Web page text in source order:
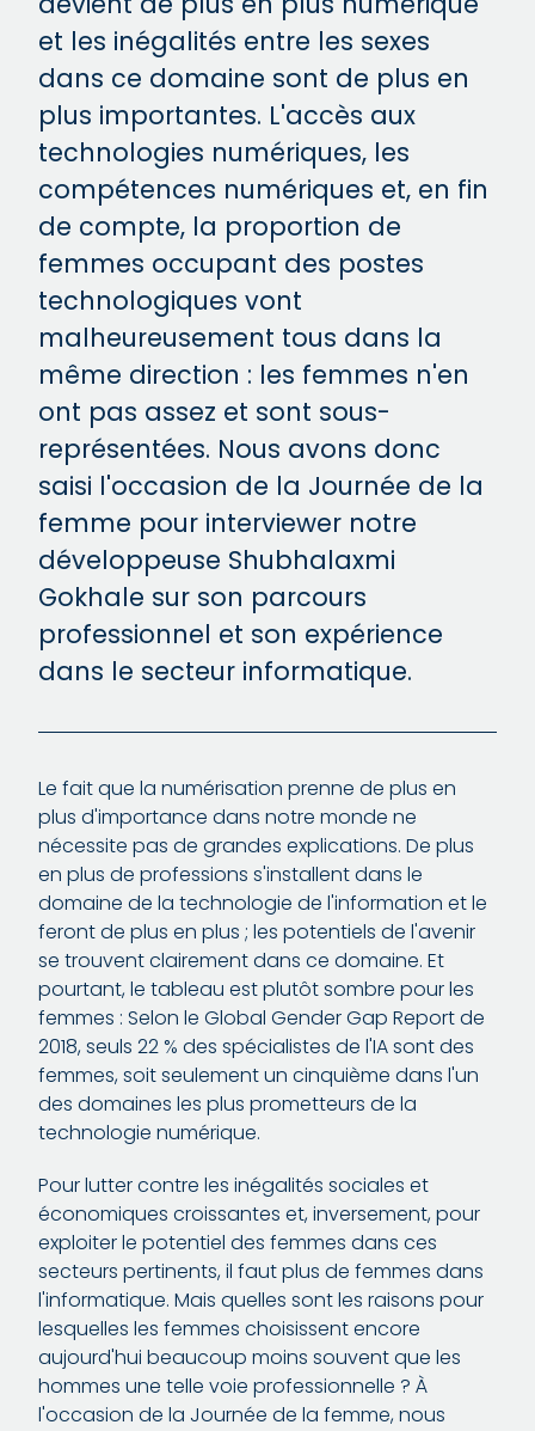
et les inégalités entre les sexes
dans ce domaine sont de plus en
plus importantes. L'accès aux
technologies numériques, les
compétences numériques et, en fin
de compte, la proportion de
femmes occupant des postes
technologiques vont
malheureusement tous dans la
même direction : les femmes n'en
ont pas assez et sont sous-
représentées. Nous avons donc
saisi l'occasion de la Journée de la
femme pour interviewer notre
développeuse Shubhalaxmi
Gokhale sur son parcours
professionnel et son expérience
dans le secteur informatique.
Le fait que la numérisation prenne de plus en
plus d'importance dans notre monde ne
nécessite pas de grandes explications. De plus
en plus de professions s'installent dans le
domaine de la technologie de l'information et le
feront de plus en plus ; les potentiels de l'avenir
se trouvent clairement dans ce domaine. Et
pourtant, le tableau est plutôt sombre pour les
femmes : Selon le Global Gender Gap Report de
2018, seuls 22 % des spécialistes de l'IA sont des
femmes, soit seulement un cinquième dans l'un
des domaines les plus prometteurs de la
technologie numérique.
Pour lutter contre les inégalités sociales et
économiques croissantes et, inversement, pour
exploiter le potentiel des femmes dans ces
secteurs pertinents, il faut plus de femmes dans
l'informatique. Mais quelles sont les raisons pour
lesquelles les femmes choisissent encore
aujourd'hui beaucoup moins souvent que les
hommes une telle voie professionnelle ? À
l'occasion de la Journée de la femme, nous